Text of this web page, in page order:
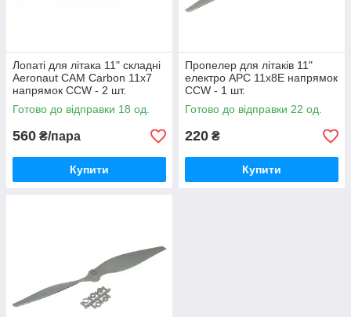
Лопаті для літака 11" складні
Aeronaut CAM Carbon 11x7
напрямок CCW - 2 шт.
Готово до відправки 18 од.
560 ₴/пара
Купити
Пропелер для літаків 11"
електро APC 11x8E напрямок
CCW - 1 шт.
Готово до відправки 22 од.
220 ₴
Купити